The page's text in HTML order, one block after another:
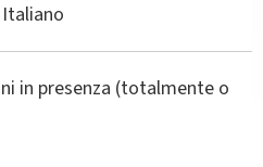
Italiano
in presenza (totalmente o